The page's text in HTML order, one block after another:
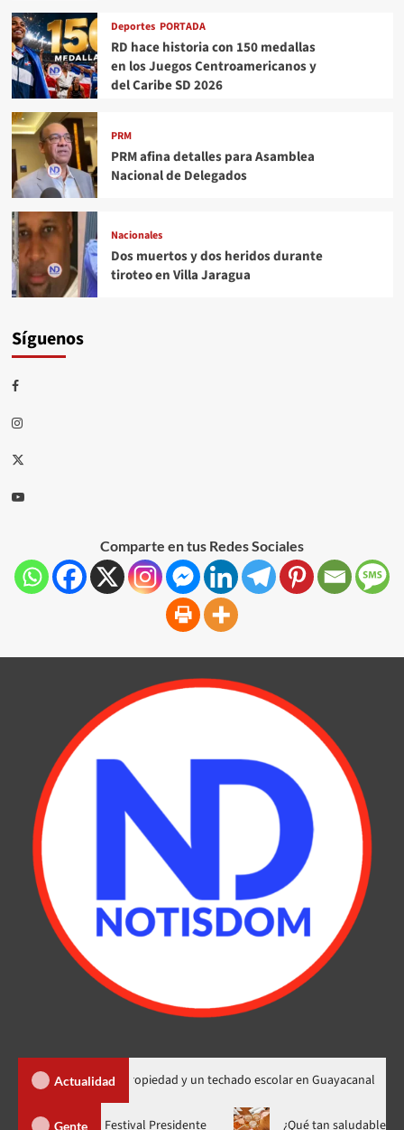
Deportes PORTADA
RD hace historia con 150 medallas
en los Juegos Centroamericanos y
del Caribe SD 2026
PRM
PRM afina detalles para Asamblea
Nacional de Delegados
Nacionales
Dos muertos y dos heridos durante
tiroteo en Villa Jaragua
Síguenos
Comparte en tus Redes Sociales
Actualidad
títulos de propiedad y un techado escolar en Guayacanal
Gente
Yiyo Sarante se suma al Festival Presidente ¿Qué tan